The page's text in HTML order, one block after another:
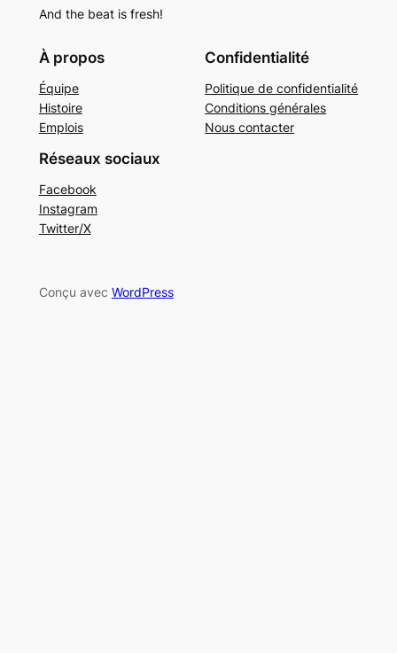
And the beat is fresh!
À propos
Équipe
Histoire
Emplois
Confidentialité
Politique de confidentialité
Conditions générales
Nous contacter
Réseaux sociaux
Facebook
Instagram
Twitter/X
Conçu avec WordPress